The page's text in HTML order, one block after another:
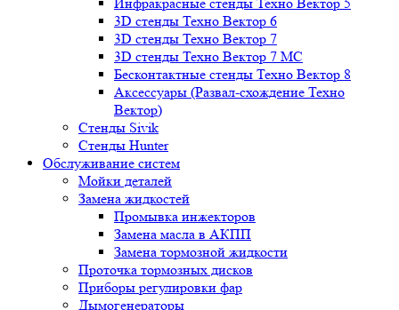
3D стенды Техно Вектор 6
3D стенды Техно Вектор 7
3D стенды Техно Вектор 7 МС
Бесконтактные стенды Техно Вектор 8
Аксессуары (Развал-схождение Техно
Вектор)
Стенды Sivik
Стенды Hunter
Обслуживание систем
Мойки деталей
Замена жидкостей
Промывка инжекторов
Замена масла в АКПП
Замена тормозной жидкости
Проточка тормозных дисков
Приборы регулировки фар
Дымогенераторы